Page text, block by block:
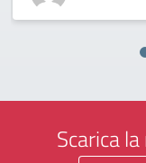
Scarica